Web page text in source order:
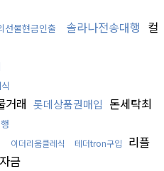
선물현금인출 솔라나전송대행 컬
거래 롯데상품권매입 돈세탁최
이더리움클레식 테더tron구입
리플
금